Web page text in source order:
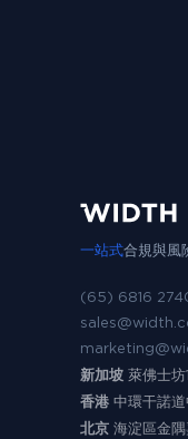
一站式合規與風
(65) 6816
新加坡 萊佛士
香港 中環干諾
北京 海淀區金隅